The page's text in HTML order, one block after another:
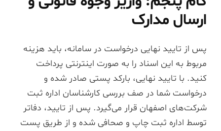
ارسال مدارک
پس از تایید نهایی درخواست در سامانه، باید هزینه
مربوط به این اسناد را به صورت اینترنتی پرداخت
کنید. با تایید نهایی، بارکد پستی صادر شده و
درخواست شما در صف بررسی کارشناسان اداره ثبت
شرکت‌های اصفهان قرار می‌گیرد. پس از تایید، دفاتر
توسط اداره ثبت چاپ و صحافی شده و از طریق پست